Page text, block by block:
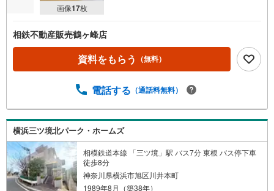
画像17枚
相鉄不動産販売鶴ヶ峰店
資料をもらう （無料）
電話する （通話料無料）
横浜三ツ境北パーク・ホームズ
相模鉄道本線 「三ツ境」駅 バス7分 東根 バス停下車
徒歩8分
神奈川県横浜市旭区川井本町
1989年8月（築38年）